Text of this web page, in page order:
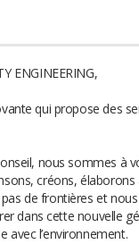
ENGINEERING,
qui propose des
nous sommes
créons, élaborons
de frontières et
dans cette nouvelle
avec l’environnement.